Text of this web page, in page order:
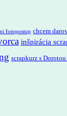
fotopostup chcem
inšpirácia
scrapkurz s